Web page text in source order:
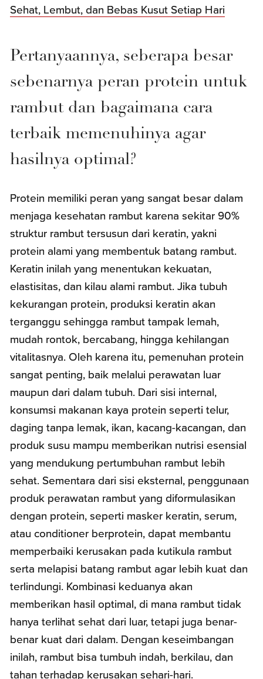
Sehat, Lembut, dan Bebas Kusut Setiap Hari
Pertanyaannya, seberapa besar
sebenarnya peran protein untuk
rambut dan bagaimana cara
terbaik memenuhinya agar
hasilnya optimal?
Protein memiliki peran yang sangat besar dalam
menjaga kesehatan rambut karena sekitar 90%
struktur rambut tersusun dari keratin, yakni
protein alami yang membentuk batang rambut.
Keratin inilah yang menentukan kekuatan,
elastisitas, dan kilau alami rambut. Jika tubuh
kekurangan protein, produksi keratin akan
terganggu sehingga rambut tampak lemah,
mudah rontok, bercabang, hingga kehilangan
vitalitasnya. Oleh karena itu, pemenuhan protein
sangat penting, baik melalui perawatan luar
maupun dari dalam tubuh. Dari sisi internal,
konsumsi makanan kaya protein seperti telur,
daging tanpa lemak, ikan, kacang-kacangan, dan
produk susu mampu memberikan nutrisi esensial
yang mendukung pertumbuhan rambut lebih
sehat. Sementara dari sisi eksternal, penggunaan
produk perawatan rambut yang diformulasikan
dengan protein, seperti masker keratin, serum,
atau conditioner berprotein, dapat membantu
memperbaiki kerusakan pada kutikula rambut
serta melapisi batang rambut agar lebih kuat dan
terlindungi. Kombinasi keduanya akan
memberikan hasil optimal, di mana rambut tidak
hanya terlihat sehat dari luar, tetapi juga benar-
benar kuat dari dalam. Dengan keseimbangan
inilah, rambut bisa tumbuh indah, berkilau, dan
tahan terhadap kerusakan sehari-hari.